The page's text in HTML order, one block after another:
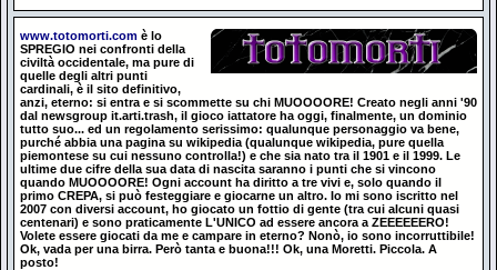
www.totomorti.com è lo
SPREGIO nei confronti della
civiltà occidentale, ma pure di
quelle degli altri punti
cardinali, è il sito definitivo,
anzi, eterno: si entra e si scommette su chi MUOOOORE! Creato negli anni '90
dal newsgroup it.arti.trash, il gioco iattatore ha oggi, finalmente, un dominio
tutto suo... ed un regolamento serissimo: qualunque personaggio va bene,
purché abbia una pagina su wikipedia (qualunque wikipedia, pure quella
piemontese su cui nessuno controlla!) e che sia nato tra il 1901 e il 1999. Le
ultime due cifre della sua data di nascita saranno i punti che si vincono
quando MUOOOORE! Ogni account ha diritto a tre vivi e, solo quando il
primo CREPA, si può festeggiare e giocarne un altro. Io mi sono iscritto nel
2007 con diversi account, ho giocato un fottio di gente (tra cui alcuni quasi
centenari) e sono praticamente L'UNICO ad essere ancora a ZEEEEEERO!
Volete essere giocati da me e campare in eterno? Nonò, io sono incorruttibile!
Ok, vada per una birra. Però tanta e buona!!! Ok, una Moretti. Piccola. A
posto!